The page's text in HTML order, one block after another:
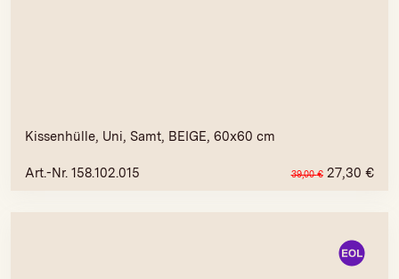
Kissenhülle, Uni, Samt, BEIGE, 60x60 cm
Art.-Nr. 158.102.015 39,00€ 27,30 €